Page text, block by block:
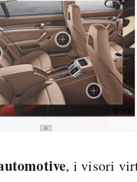
, i visori